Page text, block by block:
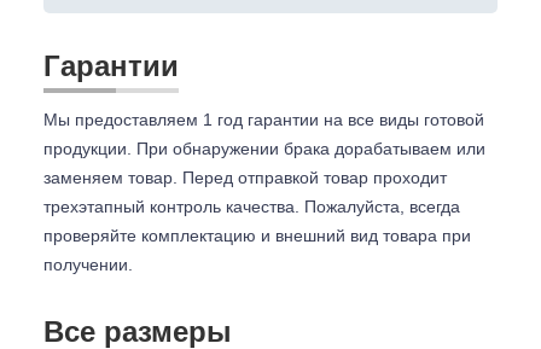
Гарантии
Мы предоставляем 1 год гарантии на все виды готовой
продукции. При обнаружении брака дорабатываем или
заменяем товар. Перед отправкой товар проходит
трехэтапный контроль качества. Пожалуйста, всегда
проверяйте комплектацию и внешний вид товара при
получении.
Все размеры